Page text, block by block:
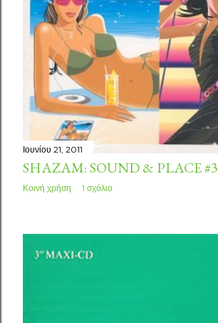
Ιουνίου 21, 2011
SHAZAM: SOUND & PLACE #3
Κοινή χρήση 1 σχόλιο